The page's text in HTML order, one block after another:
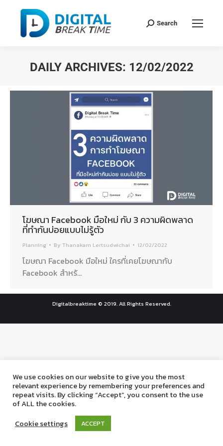
Search
DAILY ARCHIVES: 12/02/2022
โฆษณา Facebook มือใหม่ กับ 3 ความผิดพลาด
ที่ทำกันบ่อยแบบไม่รู้ตัว
Planning By Thanakarn Lertsudwichai 12/02/2022
โฆษณา Facebook มือใหม่ ใครที่เคยโฆษณากับ
Facebook สำหรั…
Digitalbreaktime © 2019. All Rights Reserved.
We use cookies on our website to give you the most
relevant experience by remembering your preferences and
repeat visits. By clicking “Accept”, you consent to the use
of ALL the cookies.
Cookie settings
ACCEPT